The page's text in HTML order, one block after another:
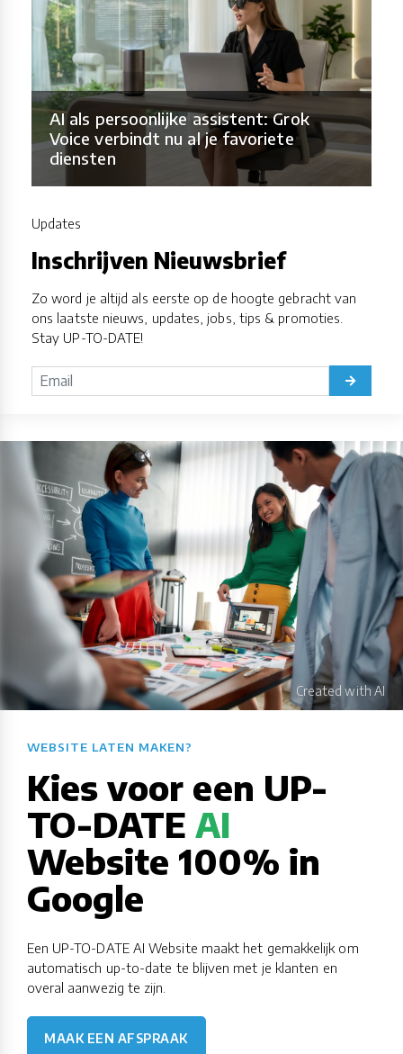
AI als persoonlijke assistent: Grok
Voice verbindt nu al je favoriete
diensten
Updates
Inschrijven Nieuwsbrief
Zo word je altijd als eerste op de hoogte gebracht van
ons laatste nieuws, updates, jobs, tips & promoties.
Stay UP-TO-DATE!
WEBSITE LATEN MAKEN?​​​​​​​​​​​​​​
Kies voor een UP-
TO-DATE AI
Website 100% in
Google
Een UP-TO-DATE AI Website maakt het gemakkelijk om
automatisch up-to-date te blijven met je klanten en
overal aanwezig te zijn.
MAAK EEN AFSPRAAK